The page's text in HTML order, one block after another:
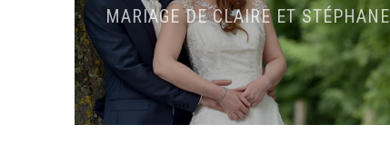
MARIAGE DE CLAIRE ET STÉPHANE